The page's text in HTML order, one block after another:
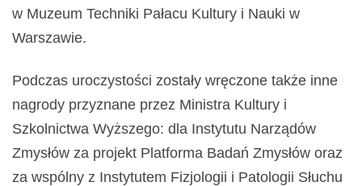
w Muzeum Techniki Pałacu Kultury i Nauki w
Warszawie.
Podczas uroczystości zostały wręczone także inne
nagrody przyznane przez Ministra Kultury i
Szkolnictwa Wyższego: dla Instytutu Narządów
Zmysłów za projekt Platforma Badań Zmysłów oraz
za wspólny z Instytutem Fizjologii i Patologii Słuchu